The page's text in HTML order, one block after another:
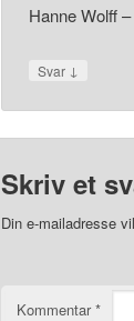
Hanne Wolff
Svar ↓
Skriv et
Din e-mailadresse
Kommentar*